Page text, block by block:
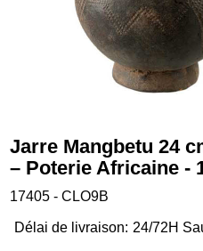
Jarre Mangbetu 24
– Poterie Africaine -
17405 - CLO9B
Délai de livraison: 24/72H